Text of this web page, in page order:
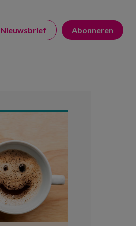
Nieuwsbrief Abonneren